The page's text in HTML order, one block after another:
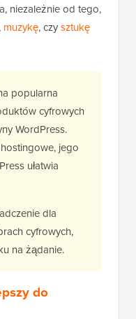
niezależnie od tego,
, muzykę, czysztukę
popularna
cyfrowych
WordPress.
jego
ułatwia
dla
cyfrowych,
na żądanie.
do